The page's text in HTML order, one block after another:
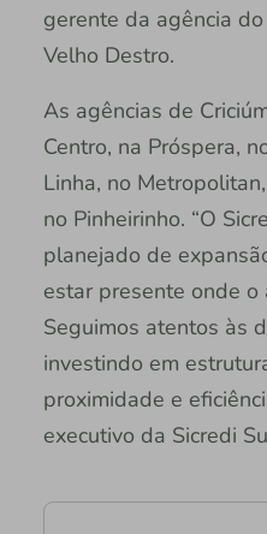
gerente da agência
Velho Destro.
As agências de
Centro, na Próspera,
Linha, no
no Pinheirinho. “O
planejado de
estar presente onde o
Seguimos atentos às
investindo em
proximidade e
executivo da Sicredi